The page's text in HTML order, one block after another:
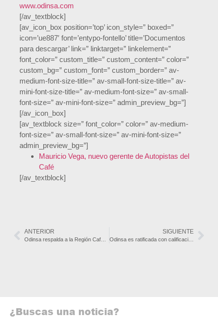
www.odinsa.com
[/av_textblock]
[av_icon_box position=’top’ icon_style=” boxed=”
icon=’ue887′ font=’entypo-fontello’ title=’Documentos
para descargar’ link=” linktarget=” linkelement=”
font_color=” custom_title=” custom_content=” color=”
custom_bg=” custom_font=” custom_border=” av-
medium-font-size-title=” av-small-font-size-title=” av-
mini-font-size-title=” av-medium-font-size=” av-small-
font-size=” av-mini-font-size=” admin_preview_bg=”]
[/av_icon_box]
[av_textblock size=” font_color=” color=” av-medium-
font-size=” av-small-font-size=” av-mini-font-size=”
admin_preview_bg=”]
Mauricio Vega, nuevo gerente de Autopistas del
Café
[/av_textblock]
ANTERIOR SIGUIENTE
Odinsa es ratificada con calificación AA- con Perspectiva Estable
¿Buscas una noticia?